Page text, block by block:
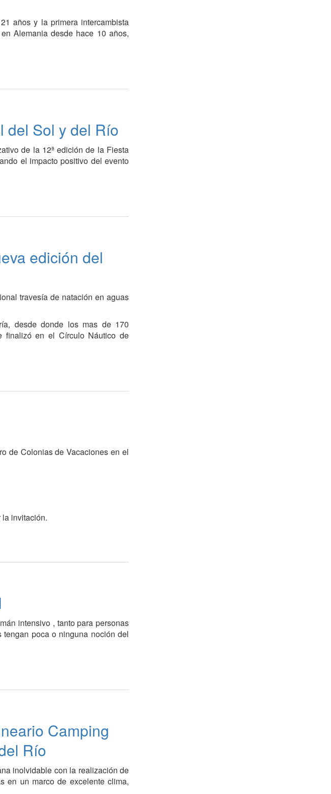
años y la primera intercambista
Alemania desde hace 10 años,
del Sol y del Río
de la 12ª edición de la Fiesta
el impacto positivo del evento
edición del
travesía de natación en aguas
desde donde los mas de 170
finalizó en el Círculo Náutico de
de Colonias de Vacaciones en el
invitación.
intensivo , tanto para personas
poca o ninguna noción del
Camping
Río
inolvidable con la realización de
en un marco de excelente clima,